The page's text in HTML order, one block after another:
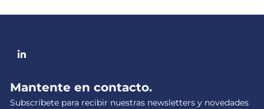
linkedin
Mantente en contacto.
Subscríbete para recibir nuestras newsletters y novedades